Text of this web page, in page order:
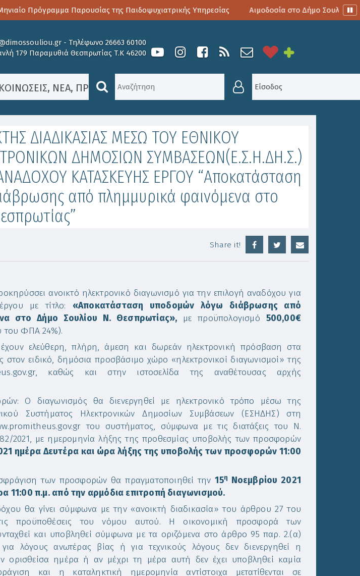
Πρόγραμμα Παρουσίας της Παιδοψυχιατρικής Υπηρεσίας Αιμοδοσία στο Δήμο Σουλίου
- Τηλέφωνο 26663 60100
179 Παραμυθιά Θεσπρωτίας Τ.Κ 46200
, ΝΈΑ, ΠΡΟΚΗΡΎΞΕΙΣ - ΠΡΟΣΛΉΨΕΙΣ ΠΡΟΚΗΡΥΞΗ ΑΝΟΙΚΤΗΣ
Είσοδος
ΔΙΑΔΙΚΑΣΙΑΣ ΜΕΣΩ ΤΟΥ ΕΘΝΙΚΟΥ
ΔΗΜΟΣΙΩΝ ΣΥΜΒΑΣΕΩΝ(Ε.Σ.Η.ΔΗ.Σ.)
ΚΑΤΑΣΚΕΥΗΣ ΕΡΓΟΥ “Αποκατάσταση
από πλημμυρικά φαινόμενα στο
Share it!
ανοικτό ηλεκτρονικό διαγωνισμό για την επιλογή αναδόχου για
με τίτλο: «Αποκατάσταση υποδομών λόγω διάβρωσης από
στο Δήμο Σουλίου Ν. Θεσπρωτίας», με προϋπολογισμό 500,00€
του ΦΠΑ 24%).
έχουν ελεύθερη, πλήρη, άμεση και δωρεάν ηλεκτρονική πρόσβαση στα
ειδικό, δημόσια προσβάσιμο χώρο «ηλεκτρονικοί διαγωνισμοί» της
καθώς και στην ιστοσελίδα της αναθέτουσας αρχής
Ο διαγωνισμός θα διενεργηθεί με ηλεκτρονικό τρόπο μέσω της
Συστήματος Ηλεκτρονικών Δημοσίων Συμβάσεων (ΕΣΗΔΗΣ) στη
του συστήματος, σύμφωνα με τις διατάξεις του Ν.
2021, με ημερομηνία λήξης της προθεσμίας υποβολής των προσφορών
ημέρα Δευτέρα και ώρα λήξης της υποβολής των προσφορών 11:00
των προσφορών θα πραγματοποιηθεί την15η
Νοεμβρίου 2021
11:00 π.μ. από την αρμόδια επιτροπή διαγωνισμού.
θα γίνει σύμφωνα με την «ανοικτή διαδικασία» του άρθρου 27 του
προϋποθέσεις του νόμου αυτού. Η οικονομική προσφορά των
και υποβληθεί σύμφωνα με τα οριζόμενα στο άρθρο 95 παρ. 2.(α)
λόγους ανωτέρας βίας ή για τεχνικούς λόγους δεν διενεργηθεί η
ορισθείσα ημέρα ή αν μέχρι τη μέρα αυτή δεν έχει υποβληθεί καμία
και η καταληκτική ημερομηνία αντίστοιχα μετατίθενται σε